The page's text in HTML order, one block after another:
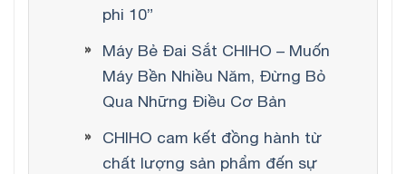
phi 10”
Máy Bẻ Đai Sắt CHIHO – Muốn
Máy Bền Nhiều Năm, Đừng Bỏ
Qua Những Điều Cơ Bản
CHIHO cam kết đồng hành từ
chất lượng sản phẩm đến sự